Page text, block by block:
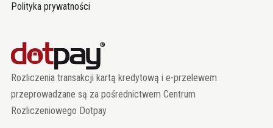
Polityka prywatności
Rozliczenia transakcji kartą kredytową i e-przelewem
przeprowadzane są za pośrednictwem Centrum
Rozliczeniowego Dotpay